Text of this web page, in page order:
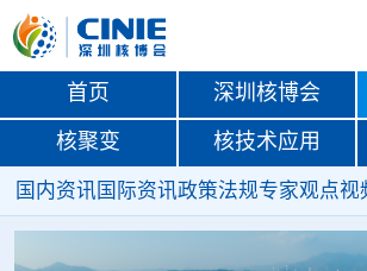
首页 深圳核博会
核聚变 核技术应用
国内资讯 国际资讯政策法规专家观点视